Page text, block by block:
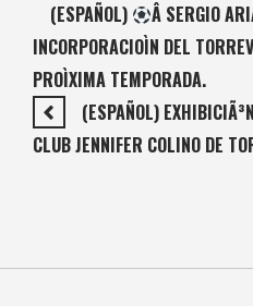
(ESPAÑOL)
Â SERGIO
INCORPORACIOÌN DEL
PROÌXIMA TEMPORADA.
(ESPAÑOL)
CLUB JENNIFER COLINO DE